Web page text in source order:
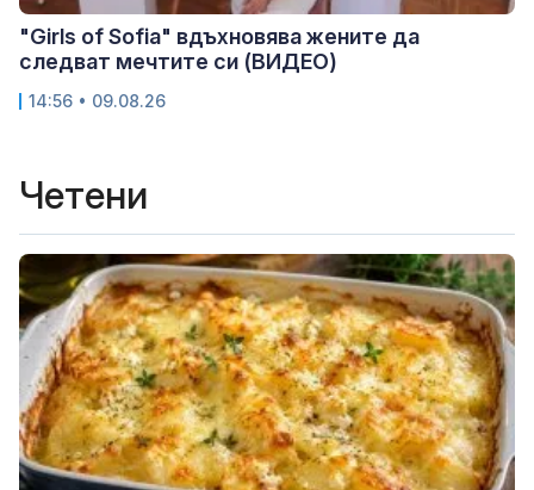
"Girls of Sofia" вдъхновява жените да
следват мечтите си (ВИДЕО)
14:56 • 09.08.26
Четени